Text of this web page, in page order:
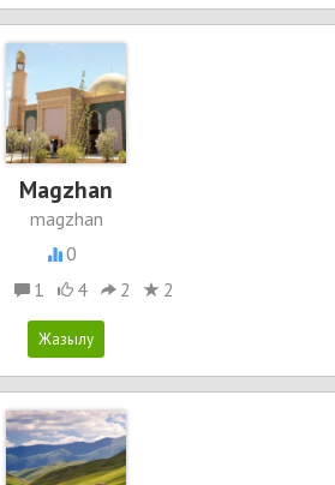
Magzhan
magzhan
0
1 4 2 2